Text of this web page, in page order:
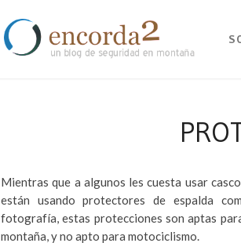
Mientras que a algunos les cuesta usar
están usando protectores de espalda
fotografía, estas protecciones son aptas
montaña, y no apto para motociclismo.